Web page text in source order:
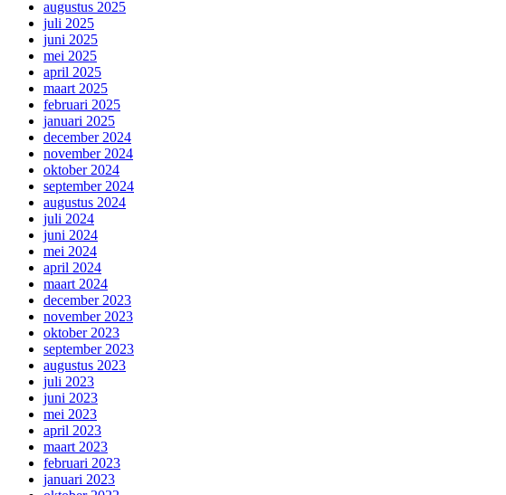
augustus 2025
juli 2025
juni 2025
mei 2025
april 2025
maart 2025
februari 2025
januari 2025
december 2024
november 2024
oktober 2024
september 2024
augustus 2024
juli 2024
juni 2024
mei 2024
april 2024
maart 2024
december 2023
november 2023
oktober 2023
september 2023
augustus 2023
juli 2023
juni 2023
mei 2023
april 2023
maart 2023
februari 2023
januari 2023